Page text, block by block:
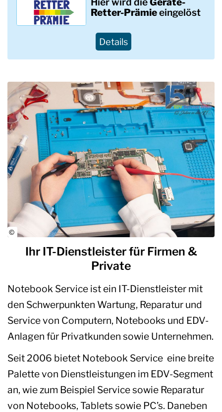
Retter-Prämieeingelöst
Details
Ihr IT-Dienstleister für Firmen &
Private
Notebook Service ist ein IT-Dienstleister mit
den Schwerpunkten Wartung, Reparatur und
Service von Computern, Notebooks und EDV-
Anlagen für Privatkunden sowie Unternehmen.
Seit 2006 bietet Notebook Service eine breite
Palette von Dienstleistungen im EDV-Segment
an, wie zum Beispiel Service sowie Reparatur
von Notebooks, Tablets sowie PC’s. Daneben